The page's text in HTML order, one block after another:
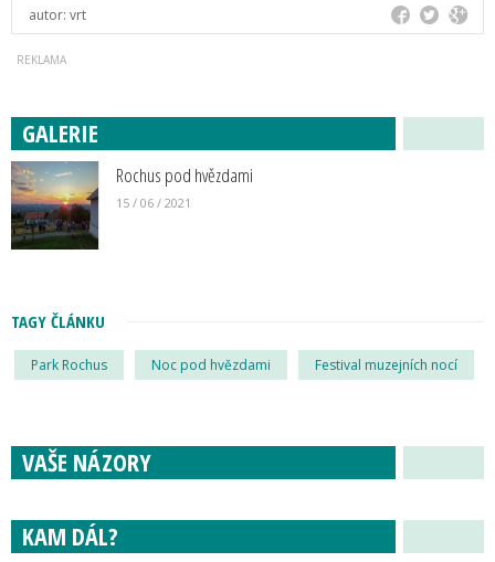
autor: vrt
GALERIE
Rochus pod hvězdami
15 / 06 / 2021
TAGY ČLÁNKU
Park Rochus Noc pod hvězdami Festival muzejních nocí
VAŠE NÁZORY
KAM DÁL?